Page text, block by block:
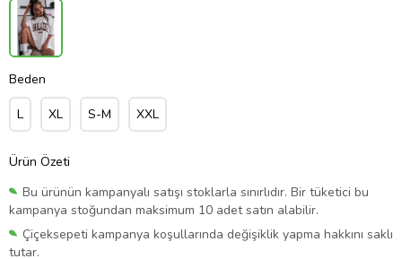
Beden
L XL S-M XXL
Ürün Özeti
Bu ürünün kampanyalı satışı stoklarla sınırlıdır. Bir tüketici bu
kampanya stoğundan maksimum 10 adet satın alabilir.
Çiçeksepeti kampanya koşullarında değişiklik yapma hakkını saklı
tutar.